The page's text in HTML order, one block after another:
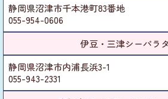
静岡県沼津市千本港町83番地
055-954-0606
伊豆・三津シーパラ
静岡県沼津市内浦長浜3-1
055-943-2331